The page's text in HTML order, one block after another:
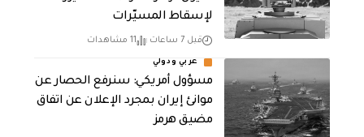
لإسقاط المسيّرات
قبل 7 ساعات 11 مشاهدات
عربي ودولي
مسؤول أمريكي: سنرفع الحصار عن
موانئ إيران بمجرد الإعلان عن اتفاق
مضيق هرمز